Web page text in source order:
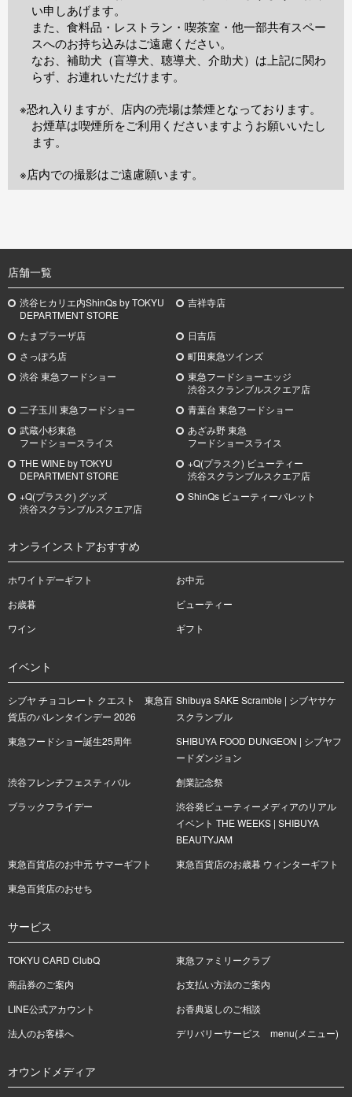
い申しあげます。
また、食料品・レストラン・喫茶室・他一部共有スペー
スへのお持ち込みはご遠慮ください。
なお、補助犬（盲導犬、聴導犬、介助犬）は上記に関わ
らず、お連れいただけます。
※恐れ入りますが、店内の売場は禁煙となっております。
お煙草は喫煙所をご利用くださいますようお願いいたし
ます。
※店内での撮影はご遠慮願います。
店舗一覧
渋谷ヒカリエ内ShinQs by TOKYU
DEPARTMENT STORE
吉祥寺店
たまプラーザ店
日吉店
さっぽろ店
町田東急ツインズ
渋谷 東急フードショー
東急フードショーエッジ
渋谷スクランブルスクエア店
二子玉川 東急フードショー
青葉台 東急フードショー
武蔵小杉東急
フードショースライス
あざみ野東急
フードショースライス
THE WINE by TOKYU
DEPARTMENT STORE
+Q(プラスク) ビューティー
渋谷スクランブルスクエア店
+Q(プラスク) グッズ
渋谷スクランブルスクエア店
ShinQs ビューティーパレット
オンラインストアおすすめ
ホワイトデーギフト
お中元
お歳暮
ビューティー
ワイン
ギフト
イベント
シブヤ チョコレート クエスト 東急百
貨店のバレンタインデー 2026
Shibuya SAKE Scramble | シブヤサケ
スクランブル
東急フードショー誕生25周年
SHIBUYA FOOD DUNGEON | シブヤフ
ードダンジョン
渋谷フレンチフェスティバル
創業記念祭
ブラックフライデー
渋谷発ビューティーメディアのリアル
イベント THE WEEKS | SHIBUYA
BEAUTYJAM
東急百貨店のお中元 サマーギフト
東急百貨店のお歳暮 ウィンターギフト
東急百貨店のおせち
サービス
TOKYU CARD ClubQ
東急ファミリークラブ
商品券のご案内
お支払い方法のご案内
LINE公式アカウント
お香典返しのご相談
法人のお客様へ
デリバリーサービス menu(メニュー)
オウンドメディア